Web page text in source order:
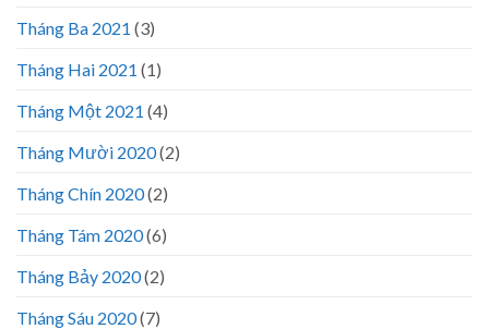
Tháng Ba 2021 (3)
Tháng Hai 2021 (1)
Tháng Một 2021 (4)
Tháng Mười 2020(2)
Tháng Chín 2020(2)
Tháng Tám 2020(6)
Tháng Bảy 2020(2)
Tháng Sáu 2020(7)